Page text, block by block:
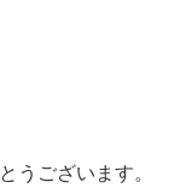
うございます。